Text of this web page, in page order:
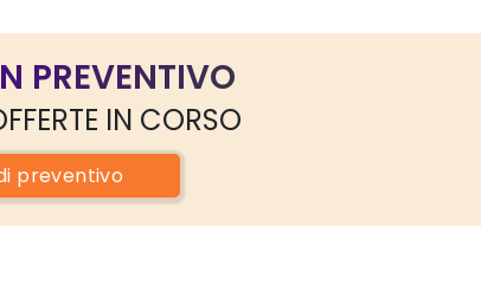
PREVENTIVO
IN CORSO
preventivo